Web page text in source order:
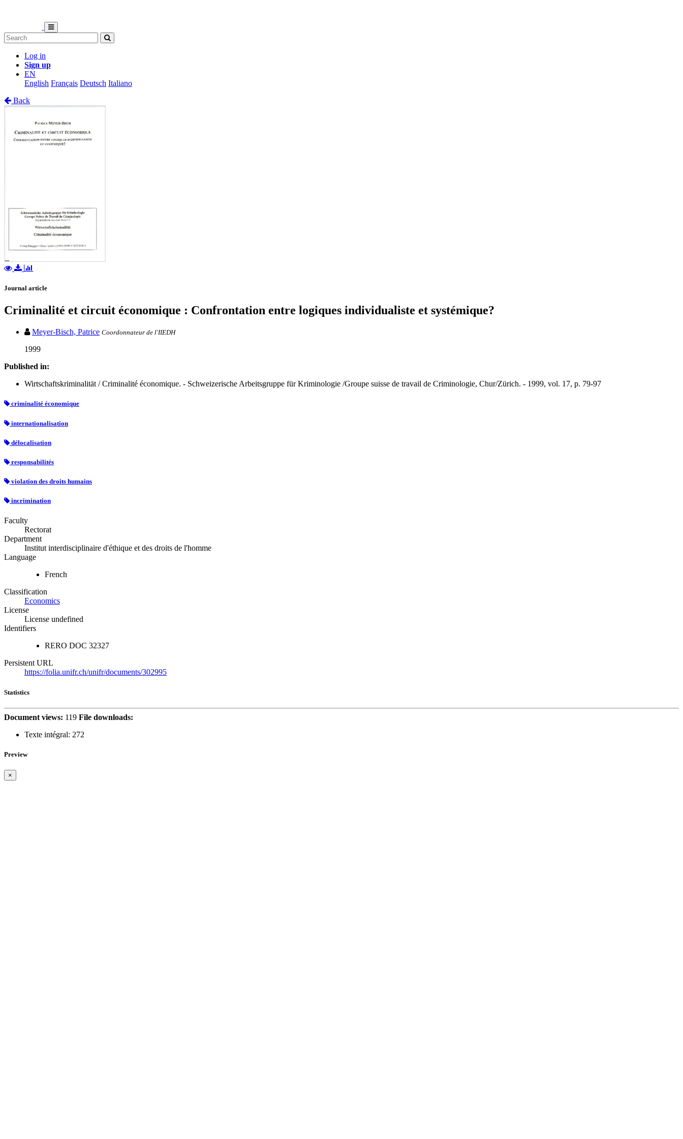
Log in
Sign up
EN
English Français Deutsch Italiano
Back
Journal article
Criminalité et circuit économique : Confrontation entre logiques individualiste et systémique?
Meyer-Bisch, Patrice Coordonnateur de l'IIEDH
1999
Published in:
Wirtschaftskriminalität / Criminalité économique. - Schweizerische Arbeitsgruppe für Kriminologie /Groupe suisse de travail de Criminologie, Chur/Zürich. - 1999, vol. 17, p. 79-97
criminalité économique
internationalisation
délocalisation
responsabilités
violation des droits humains
incrimination
Faculty
Rectorat
Department
Institut interdisciplinaire d'éthique et des droits de l'homme
Language
French
Classification
Economics
License
License undefined
Identifiers
RERO DOC 32327
Persistent URL
https://folia.unifr.ch/unifr/documents/302995
Statistics
Document views: 119 File downloads:
Texte intégral: 272
Preview
×